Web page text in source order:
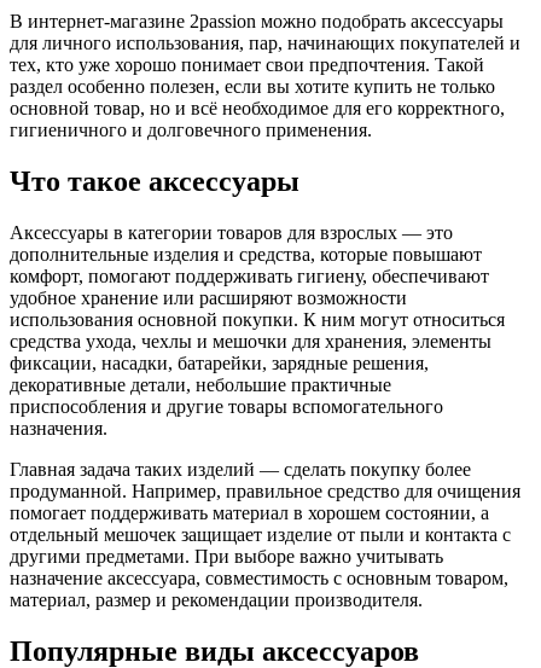
В интернет-магазине 2passion можно подобрать аксессуары
для личного использования, пар, начинающих покупателей и
тех, кто уже хорошо понимает свои предпочтения. Такой
раздел особенно полезен, если вы хотите купить не только
основной товар, но и всё необходимое для его корректного,
гигиеничного и долговечного применения.
Что такое аксессуары
Аксессуары в категории товаров для взрослых — это
дополнительные изделия и средства, которые повышают
комфорт, помогают поддерживать гигиену, обеспечивают
удобное хранение или расширяют возможности
использования основной покупки. К ним могут относиться
средства ухода, чехлы и мешочки для хранения, элементы
фиксации, насадки, батарейки, зарядные решения,
декоративные детали, небольшие практичные
приспособления и другие товары вспомогательного
назначения.
Главная задача таких изделий — сделать покупку более
продуманной. Например, правильное средство для очищения
помогает поддерживать материал в хорошем состоянии, а
отдельный мешочек защищает изделие от пыли и контакта с
другими предметами. При выборе важно учитывать
назначение аксессуара, совместимость с основным товаром,
материал, размер и рекомендации производителя.
Популярные виды аксессуаров